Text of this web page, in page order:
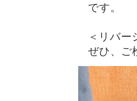
です。
＜リバー
ぜひ、ご